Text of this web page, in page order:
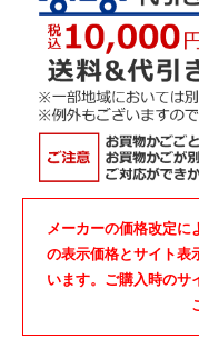
メーカーの価格改定に
の表示価格とサイト表
います。ご購入時のサ